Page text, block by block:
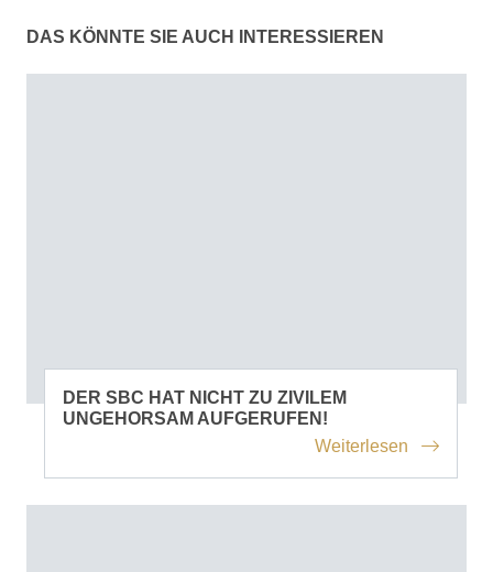
DAS KÖNNTE SIE AUCH INTERESSIEREN
DER SBC HAT NICHT ZU ZIVILEM
UNGEHORSAM AUFGERUFEN!
Weiterlesen